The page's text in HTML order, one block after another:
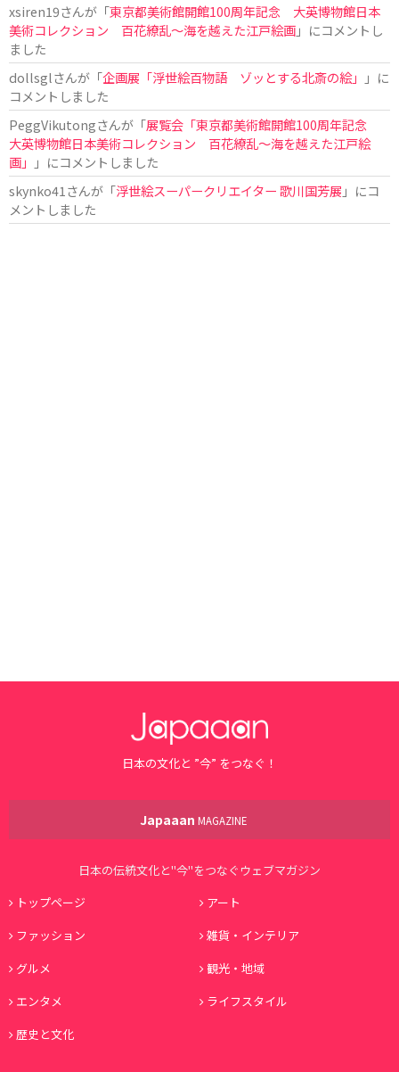
xsiren19さんが「東京都美術館開館100周年記念 大英博物館日本
美術コレクション 百花繚乱～海を越えた江戸絵画」にコメントし
ました
dollsglさんが「企画展「浮世絵百物語 ゾッとする北斎の絵」
」に
コメントしました
PeggVikutongさんが「展覧会「東京都美術館開館100周年記念
大英博物館日本美術コレクション 百花繚乱〜海を越えた江戸絵
画」
」にコメントしました
skynko41 さんが「浮世絵スーパークリエイター 歌川国芳展 」にコ
メントしました
日本の文化と ”今” をつなぐ！
Japaaan MAGAZINE
日本の伝統文化と"今"をつなぐウェブマガジン
トップページ
アート
ファッション
雑貨・インテリア
グルメ
観光・地域
エンタメ
ライフスタイル
歴史と文化